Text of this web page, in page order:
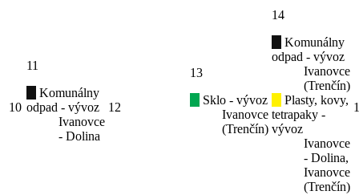
10
11
Komunálny
odpad - vývoz
Ivanovce
- Dolina
12
13
Sklo - vývoz
Ivanovce
(Trenčín)
14
Komunálny
odpad - vývoz
Ivanovce
(Trenčín)
Plasty, kovy,
tetrapaky -
vývoz
Ivanovce
- Dolina,
Ivanovce
(Trenčín)